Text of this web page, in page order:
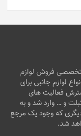
تخصصی فروش لوازم
با هدف ارائه انواع لوازم جانبی برای
فعالیت های
و … وارد شد و به
دیگری که وجود یک مرجع
شد.